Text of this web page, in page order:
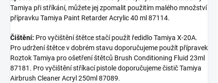
Tamiya při stříkání, můžete jej zpomalit použitím malého množství
přípravku Tamiya Paint Retarder Acrylic 40 ml 87114.
Čištění: Pro vyčištění štětce stačí použít ředidlo Tamiya X-20A.
Pro udržení štětce v dobrém stavu doporučujeme použít přípravek
Roztok Tamiya pro ošetření štětců Brush Conditioning Fluid 23ml
87181. Pro vyčištění stříkací pistole doporučujeme čistič Tamiya
Airbrush Cleaner Acryl 250ml 87089.